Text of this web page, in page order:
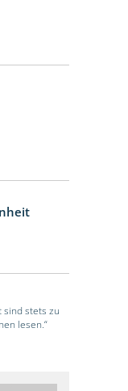
sind stets zu
lesen.“